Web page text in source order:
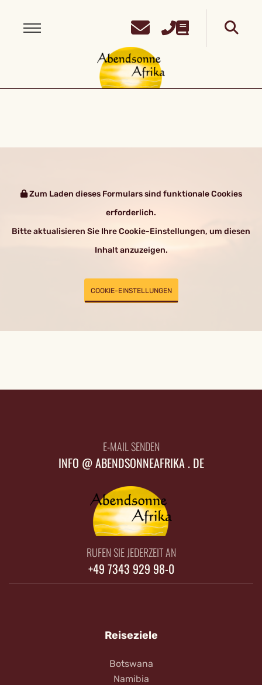
Zum Laden dieses Formulars sind funktionale Cookies
erforderlich.
Bitte aktualisieren Sie Ihre Cookie-Einstellungen, um diesen
Inhalt anzuzeigen.
COOKIE-EINSTELLUNGEN
E-MAIL SENDEN
INFO @ ABENDSONNEAFRIKA . DE
RUFEN SIE JEDERZEIT AN
+49 7343 929 98-0
Reiseziele
Botswana
Namibia